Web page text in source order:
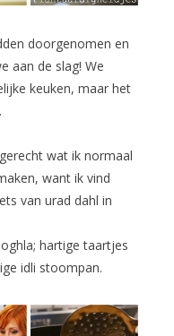
doorgenomen en
aan de slag! We
keuken, maar het
wat ik normaal
want ik vind
van urad dahl in
hartige taartjes
idli stoompan.